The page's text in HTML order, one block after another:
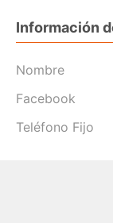
Información
Nombre
Facebook
Teléfono Fijo